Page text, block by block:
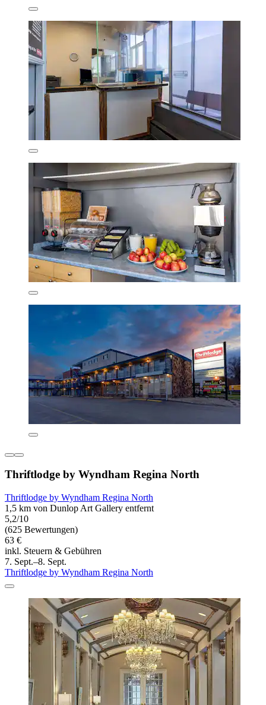
Thriftlodge by Wyndham Regina North
Thriftlodge by Wyndham Regina North
1,5 km von Dunlop Art Gallery entfernt
5,2/10
(625 Bewertungen)
63 €
inkl. Steuern & Gebühren
7. Sept.–8. Sept.
Thriftlodge by Wyndham Regina North